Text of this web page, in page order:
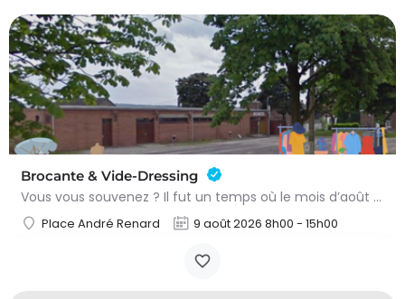
Brocante & Vide-Dressing
Vous vous souvenez ? Il fut un temps où le mois d’août au Viamont rimait avec festivités, convivialité et…
Place André Renard 9 août 2026 8h00 - 15h00